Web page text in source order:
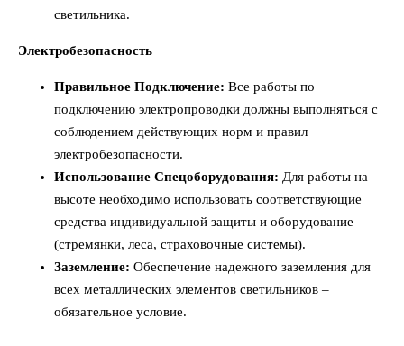
светильника.
Электробезопасность
Правильное Подключение: Все работы по
подключению электропроводки должны выполняться с
соблюдением действующих норм и правил
электробезопасности.
Использование Спецоборудования: Для работы на
высоте необходимо использовать соответствующие
средства индивидуальной защиты и оборудование
(стремянки, леса, страховочные системы).
Заземление: Обеспечение надежного заземления для
всех металлических элементов светильников –
обязательное условие.